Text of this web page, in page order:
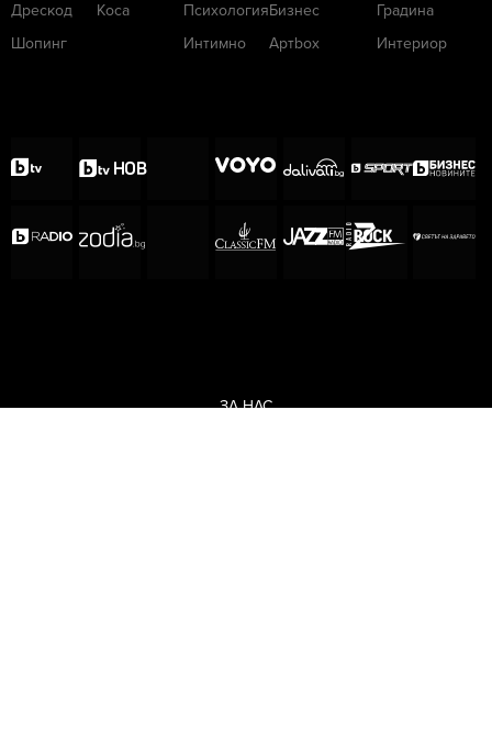
Дрескод
Шопинг
Коса
Психология
Интимно
Бизнес
Артbox
Градина
Интериор
ЗА НАС